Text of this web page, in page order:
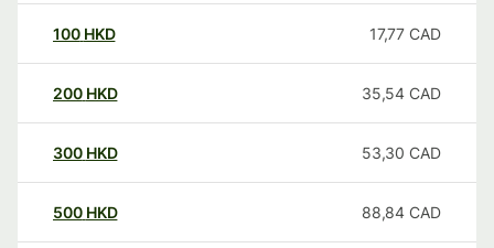
100 HKD 17,77 CAD
200 HKD 35,54 CAD
300 HKD 53,30 CAD
500 HKD 88,84 CAD